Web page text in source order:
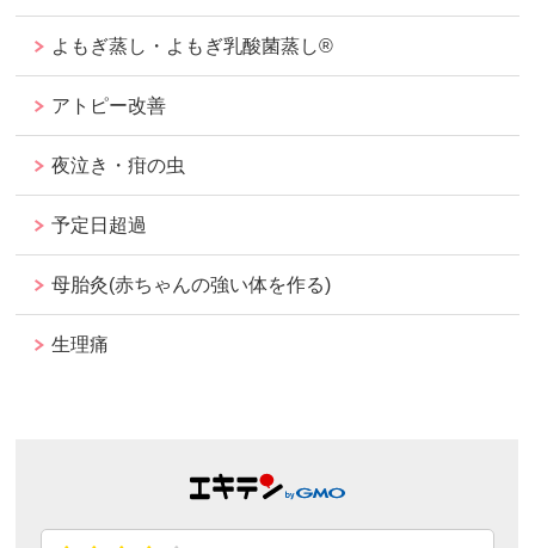
よもぎ蒸し・よもぎ乳酸菌蒸し®︎
アトピー改善
夜泣き・疳の虫
予定日超過
母胎灸(赤ちゃんの強い体を作る)
生理痛